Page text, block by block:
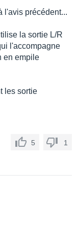
l'avis précédent...
la sortie L/R
l'accompagne
en empile
les sortie
5 1